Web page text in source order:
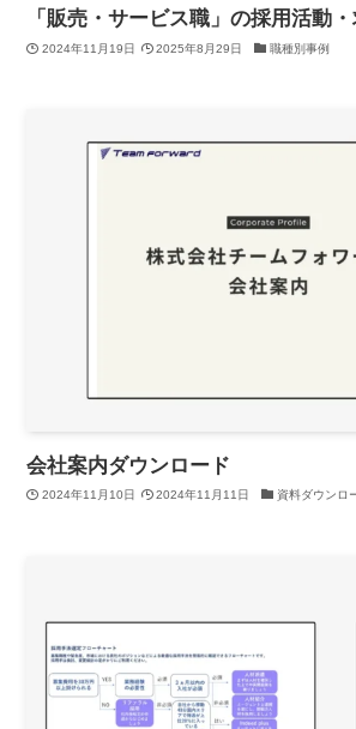
「販売・サービス職」の採用活動
2024年11月19日 2025年8月29日 職種別事例
会社案内ダウンロード
2024年11月10日 2024年11月11日 資料ダウンロ